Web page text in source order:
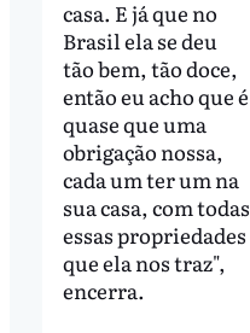
casa. E já que no
Brasil ela se deu
tão bem, tão doce,
então eu acho que é
quase que uma
obrigação nossa,
cada um ter um na
sua casa, com todas
essas propriedades
que ela nos traz",
encerra.